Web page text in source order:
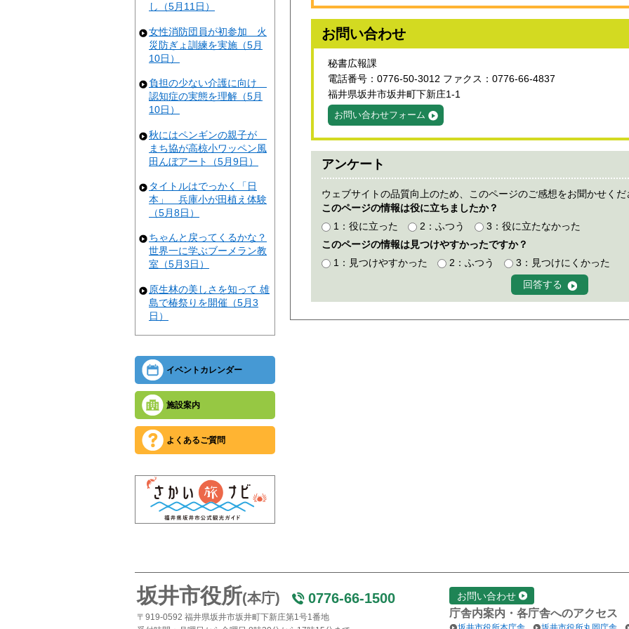
し（5月11日）
女性消防団員が初参加 火
災防ぎょ訓練を実施（5月
10日）
負担の少ない介護に向け
認知症の実態を理解（5月
10日）
秋にはペンギンの親子が
まち協が高椋小ワッペン風
田んぼアート（5月9日）
タイトルはでっかく「日
本」 兵庫小が田植え体験
（5月8日）
ちゃんと戻ってくるかな？
世界一に学ぶブーメラン教
室（5月3日）
原生林の美しさを知って 雄
島で椿祭りを開催（5月3
日）
イベントカレンダー
施設案内
よくあるご質問
お問い合わせ
秘書広報課
電話番号：0776-50-3012 ファクス：0776-66-4837
福井県坂井市坂井町下新庄1-1
お問い合わせフォーム
アンケート
ウェブサイトの品質向上のため、このページのご感想をお聞かせくだ
このページの情報は役に立ちましたか？
1：役に立った
2：ふつう
3：役に立たなかった
このページの情報は見つけやすかったですか？
1：見つけやすかった
2：ふつう 3：見つけにくかった
坂井市役所(本庁) 0776-66-1500
〒919-0592 福井県坂井市坂井町下新庄第1号1番地
お問い合わせ
庁舎内案内・各庁舎へのアクセス